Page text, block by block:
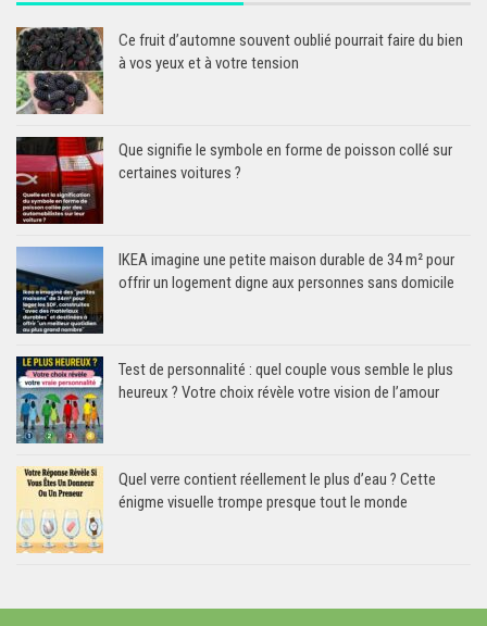
Ce fruit d’automne souvent oublié pourrait faire du bien
à vos yeux et à votre tension
Que signifie le symbole en forme de poisson collé sur
certaines voitures ?
IKEA imagine une petite maison durable de 34 m² pour
offrir un logement digne aux personnes sans domicile
Test de personnalité : quel couple vous semble le plus
heureux ? Votre choix révèle votre vision de l’amour
Quel verre contient réellement le plus d’eau ? Cette
énigme visuelle trompe presque tout le monde